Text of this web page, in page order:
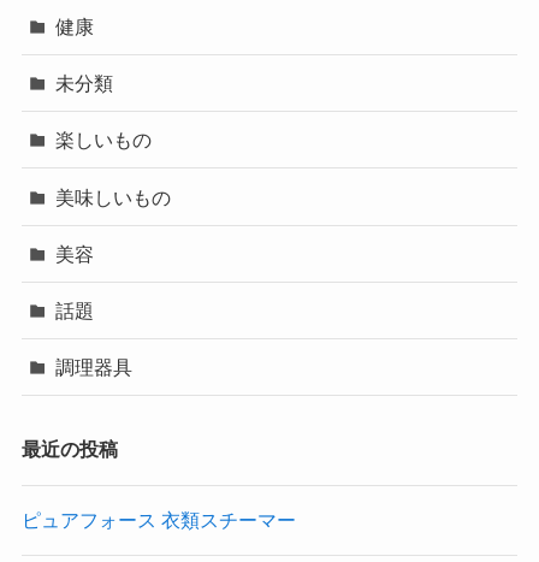
健康
未分類
楽しいもの
美味しいもの
美容
話題
調理器具
最近の投稿
ピュアフォース 衣類スチーマー